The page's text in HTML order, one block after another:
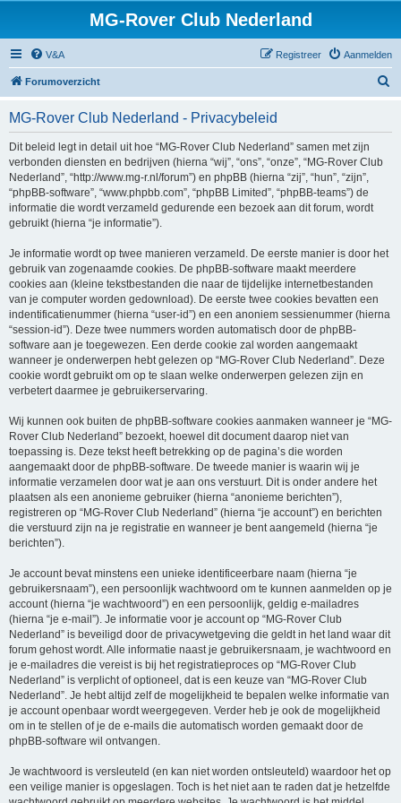
MG-Rover Club Nederland
V&A Aanmelden
Registreer
Forumoverzicht
MG-Rover Club Nederland - Privacybeleid
Dit beleid legt in detail uit hoe “MG-Rover Club Nederland” samen met zijn
verbonden diensten en bedrijven (hierna “wij”, “ons”, “onze”, “MG-Rover Club
Nederland”, “http://www.mg-r.nl/forum”) en phpBB (hierna “zij”, “hun”, “zijn”,
“phpBB-software”, “www.phpbb.com”, “phpBB Limited”, “phpBB-teams”) de
informatie die wordt verzameld gedurende een bezoek aan dit forum, wordt
gebruikt (hierna “je informatie”).
Je informatie wordt op twee manieren verzameld. De eerste manier is door het
gebruik van zogenaamde cookies. De phpBB-software maakt meerdere
cookies aan (kleine tekstbestanden die naar de tijdelijke internetbestanden
van je computer worden gedownload). De eerste twee cookies bevatten een
indentificatienummer (hierna “user-id”) en een anoniem sessienummer (hierna
“session-id”). Deze twee nummers worden automatisch door de phpBB-
software aan je toegewezen. Een derde cookie zal worden aangemaakt
wanneer je onderwerpen hebt gelezen op “MG-Rover Club Nederland”. Deze
cookie wordt gebruikt om op te slaan welke onderwerpen gelezen zijn en
verbetert daarmee je gebruikerservaring.
Wij kunnen ook buiten de phpBB-software cookies aanmaken wanneer je “MG-
Rover Club Nederland” bezoekt, hoewel dit document daarop niet van
toepassing is. Deze tekst heeft betrekking op de pagina’s die worden
aangemaakt door de phpBB-software. De tweede manier is waarin wij je
informatie verzamelen door wat je aan ons verstuurt. Dit is onder andere het
plaatsen als een anonieme gebruiker (hierna “anonieme berichten”),
registreren op “MG-Rover Club Nederland” (hierna “je account”) en berichten
die verstuurd zijn na je registratie en wanneer je bent aangemeld (hierna “je
berichten”).
Je account bevat minstens een unieke identificeerbare naam (hierna “je
gebruikersnaam”), een persoonlijk wachtwoord om te kunnen aanmelden op je
account (hierna “je wachtwoord”) en een persoonlijk, geldig e-mailadres
(hierna “je e-mail”). Je informatie voor je account op “MG-Rover Club
Nederland” is beveiligd door de privacywetgeving die geldt in het land waar dit
forum gehost wordt. Alle informatie naast je gebruikersnaam, je wachtwoord en
je e-mailadres die vereist is bij het registratieproces op “MG-Rover Club
Nederland” is verplicht of optioneel, dat is een keuze van “MG-Rover Club
Nederland”. Je hebt altijd zelf de mogelijkheid te bepalen welke informatie van
je account openbaar wordt weergegeven. Verder heb je ook de mogelijkheid
om in te stellen of je de e-mails die automatisch worden gemaakt door de
phpBB-software wil ontvangen.
Je wachtwoord is versleuteld (en kan niet worden ontsleuteld) waardoor het op
een veilige manier is opgeslagen. Toch is het niet aan te raden dat je hetzelfde